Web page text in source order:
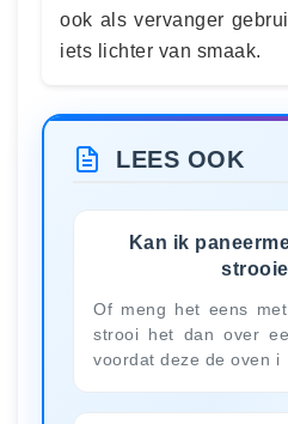
ook als vervanger
iets lichter van smaak.
LEES OOK
Kan ik
Of meng het eens
strooi het dan over
voordat deze de oven i